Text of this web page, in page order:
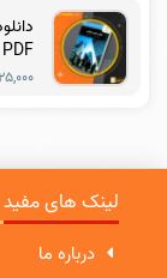
PDF
۲۵,۰۰۰ تومان
لینک های مفید
درباره ما